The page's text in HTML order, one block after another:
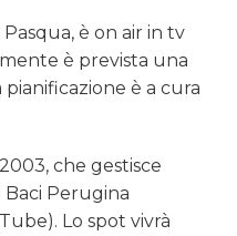
è on air in tv
è prevista una
pianificazione è a cura
che gestisce
Perugina
Lo spot vivrà